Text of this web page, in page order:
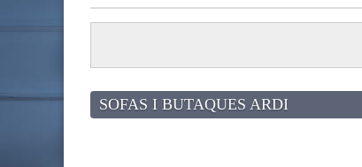
SOFAS I BUTAQUES ARDI